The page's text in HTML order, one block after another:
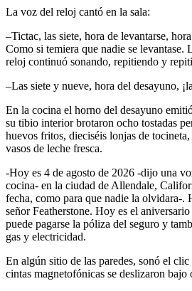
La voz del reloj cantó en la sala:
–Tictac, las siete, hora de levantarse,
Como si temiera que nadie se levantase.
reloj continuó sonando, repitiendo y
–Las siete y nueve, hora del desayuno,
En la cocina el horno del desayuno
su tibio interior brotaron ocho tostadas
huevos fritos, dieciséis lonjas de
vasos de leche fresca.
-Hoy es 4 de agosto de 2026 -dijo una
cocina- en la ciudad de Allendale,
fecha, como para que nadie la olvidara-.
señor Featherstone. Hoy es el
puede pagarse la póliza del seguro y
gas y electricidad.
En algún sitio de las paredes, sonó el
cintas magnetofónicas se deslizaron bajo